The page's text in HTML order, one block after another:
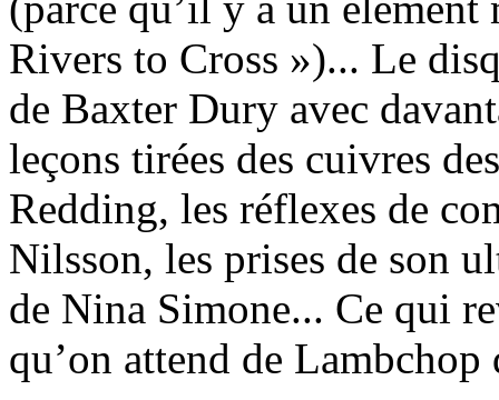
Rivers to Cross »)... Le
de Baxter Dury avec
leçons tirées des cuivres
Redding, les réflexes de
Nilsson, les prises de son
de Nina Simone... Ce qui
qu’on attend de Lambchop